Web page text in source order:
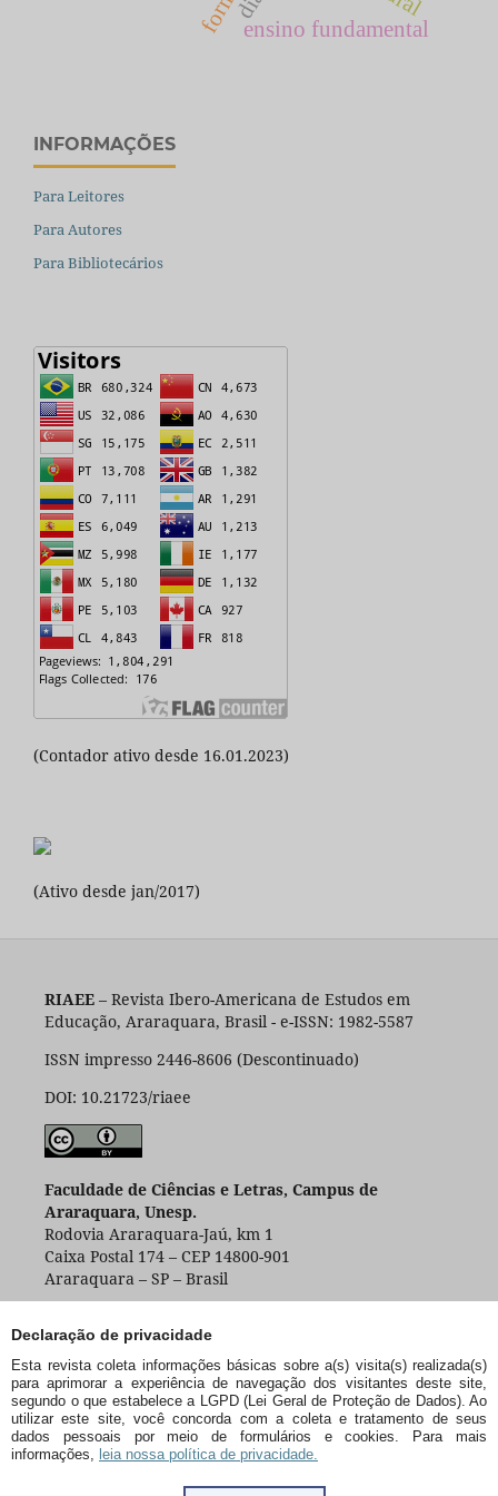
Declaração de privacidade
Esta revista coleta informações básicas sobre a(s) visita(s) realizada(s)
para aprimorar a experiência de navegação dos visitantes deste site,
segundo o que estabelece a LGPD (Lei Geral de Proteção de Dados). Ao
utilizar este site, você concorda com a coleta e tratamento de seus
dados pessoais por meio de formulários e cookies. Para mais
informações, leia nossa política de privacidade.
ensino fundamental
INFORMAÇÕES
Para Leitores
Para Autores
Para Bibliotecários
(Contador ativo desde 16.01.2023)
(Ativo desde jan/2017)
RIAEE– Revista Ibero-Americana de Estudos em
Educação, Araraquara, Brasil - e-ISSN: 1982-5587
ISSN impresso 2446-8606 (Descontinuado)
DOI: 10.21723/riaee
Faculdade de Ciências e Letras, Campus de
Araraquara, Unesp.
Rodovia Araraquara-Jaú, km 1
Caixa Postal 174 – CEP 14800-901
Araraquara – SP – Brasil